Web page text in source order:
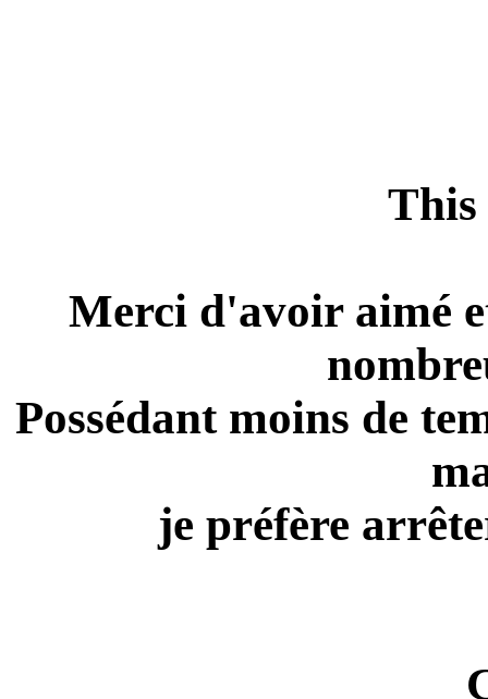
This
Merci d'avoir aimé
Possédant moins de
je préfère